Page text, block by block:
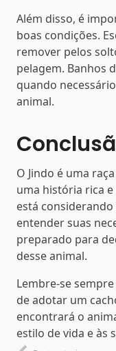
Além disso, é
boas condições.
remover pelos
pelagem. Banhos
quando
animal.
O Jindo é uma
uma história rica e
está
entender suas
preparado para
desse animal.
Lembre-se
de adotar um
encontrará o
estilo de vida e às